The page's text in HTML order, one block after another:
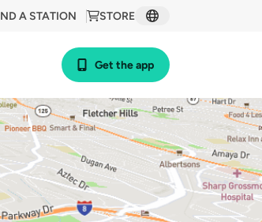
STORE
A STATION
Get the app